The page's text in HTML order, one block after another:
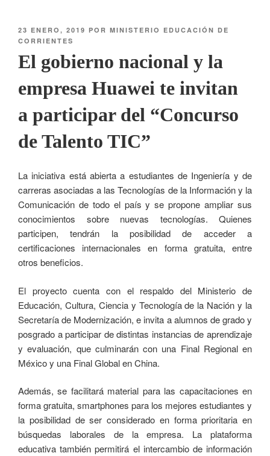
23 ENERO, 2019 POR MINISTERIO EDUCACIÓN DE
CORRIENTES
El gobierno nacional y la
empresa Huawei te invitan
a participar del “Concurso
de Talento TIC”
La iniciativa está abierta a estudiantes de Ingeniería y de
carreras asociadas a las Tecnologías de la Información y la
Comunicación de todo el país y se propone ampliar sus
conocimientos sobre nuevas tecnologías. Quienes
participen, tendrán la posibilidad de acceder a
certificaciones internacionales en forma gratuita, entre
otros beneficios.
El proyecto cuenta con el respaldo del Ministerio de
Educación, Cultura, Ciencia y Tecnología de la Nación y la
Secretaría de Modernización, e invita a alumnos de grado y
posgrado a participar de distintas instancias de aprendizaje
y evaluación, que culminarán con una Final Regional en
México y una Final Global en China.
Además, se facilitará material para las capacitaciones en
forma gratuita, smartphones para los mejores estudiantes y
la posibilidad de ser considerado en forma prioritaria en
búsquedas laborales de la empresa. La plataforma
educativa también permitirá el intercambio de información